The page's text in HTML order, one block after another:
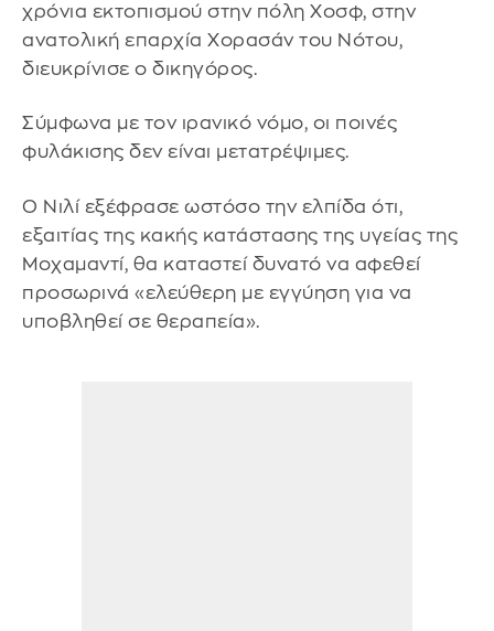
χρόνια εκτοπισμού στην πόλη Χοσφ, στην
ανατολική επαρχία Χορασάν του Νότου,
διευκρίνισε ο δικηγόρος.
Σύμφωνα με τον ιρανικό νόμο, οι ποινές
φυλάκισης δεν είναι μετατρέψιμες.
Ο Νιλί εξέφρασε ωστόσο την ελπίδα ότι,
εξαιτίας της κακής κατάστασης της υγείας της
Μοχαμαντί, θα καταστεί δυνατό να αφεθεί
προσωρινά «ελεύθερη με εγγύηση για να
υποβληθεί σε θεραπεία».